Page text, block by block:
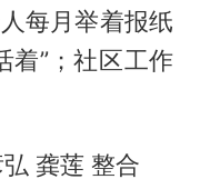
每月举着报纸
着”；社区工作
龚莲 整合